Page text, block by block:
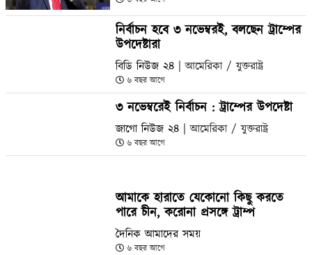
নির্বাচন হবে ৩ নভেম্বরই, বলছেন ট্রাম্পের
উপদেষ্টারা
বিডি নিউজ ২৪ | আমেরিকা / যুক্তরাষ্ট্র
৬ বছর আগে
৩ নভেম্বরেই নির্বাচন : ট্রাম্পের উপদেষ্টা
জাগো নিউজ ২৪ | আমেরিকা / যুক্তরাষ্ট্র
৬ বছর আগে
আমাকে হারাতে যেকোনো কিছু করতে
পারে চীন, করোনা প্রসঙ্গে ট্রাম্প
দৈনিক আমাদের সময়
৬ বছর আগে